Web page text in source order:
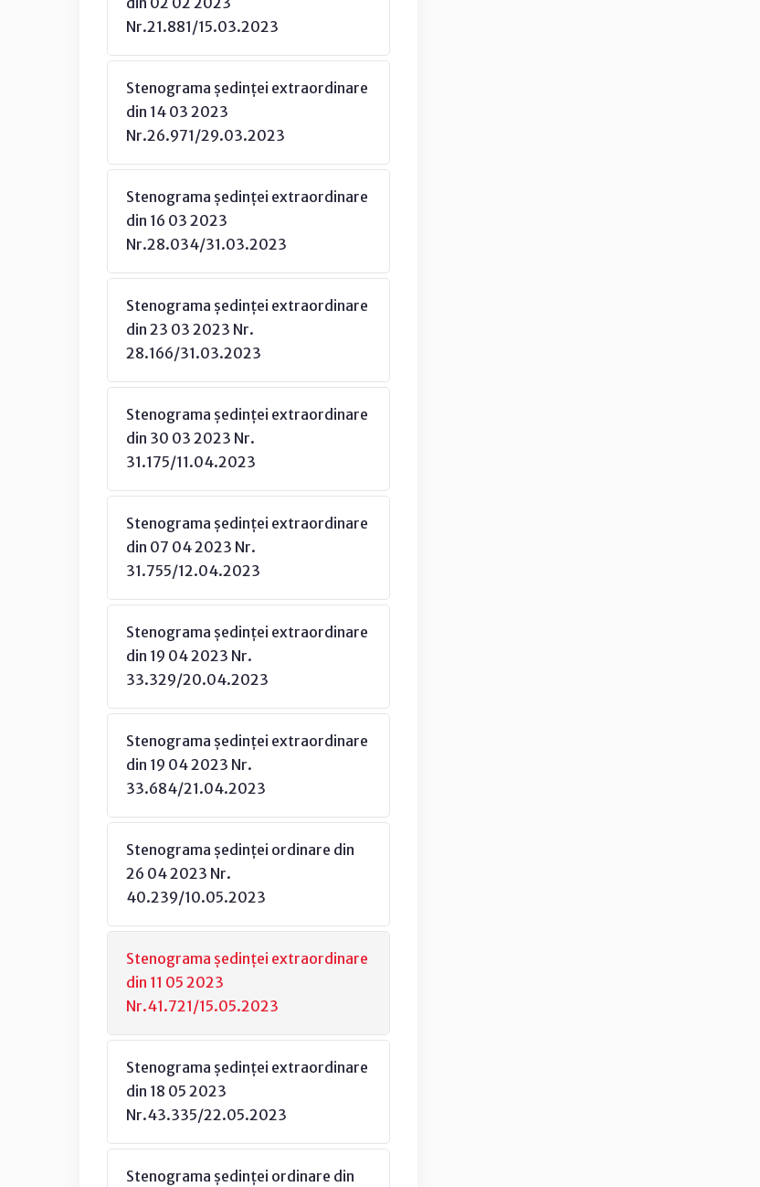
Nr.21.881/15.03.2023
Stenograma ședinței extraordinare
din 14 03 2023
Nr.26.971/29.03.2023
Stenograma ședinței extraordinare
din 16 03 2023
Nr.28.034/31.03.2023
Stenograma ședinței extraordinare
din 23 03 2023 Nr.
28.166/31.03.2023
Stenograma ședinței extraordinare
din 30 03 2023 Nr.
31.175/11.04.2023
Stenograma ședinței extraordinare
din 07 04 2023 Nr.
31.755/12.04.2023
Stenograma ședinței extraordinare
din 19 04 2023 Nr.
33.329/20.04.2023
Stenograma ședinței extraordinare
din 19 04 2023 Nr.
33.684/21.04.2023
Stenograma ședinței ordinare din
26 04 2023 Nr.
40.239/10.05.2023
Stenograma ședinței extraordinare
din 11 05 2023
Nr.41.721/15.05.2023
Stenograma ședinței extraordinare
din 18 05 2023
Nr.43.335/22.05.2023
Stenograma ședinței ordinare din